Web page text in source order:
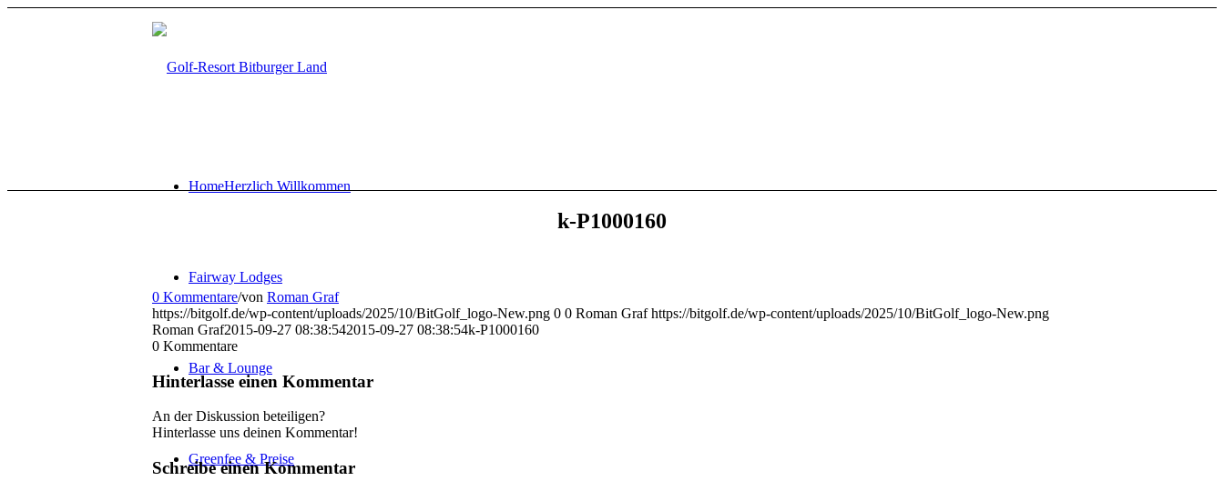
HomeHerzlich Willkommen
Fairway Lodges
Bar & Lounge
Greenfee & Preise
k-P1000160
0 Kommentare/von Roman Graf
https://bitgolf.de/wp-content/uploads/2025/10/BitGolf_logo-New.png 0 0 Roman Graf https://bitgolf.de/wp-content/uploads/2025/10/BitGolf_logo-New.png
Roman Graf2015-09-27 08:38:542015-09-27 08:38:54k-P1000160
0 Kommentare
Hinterlasse einen Kommentar
An der Diskussion beteiligen?
Hinterlasse uns deinen Kommentar!
Schreibe einen Kommentar